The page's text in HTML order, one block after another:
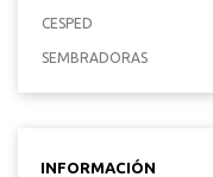
CESPED
SEMBRADORAS
INFORMACIÓN